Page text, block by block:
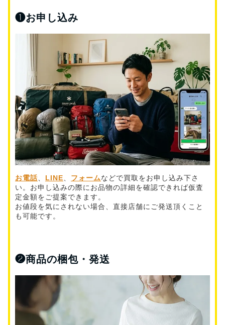
❶お申し込み
お電話 LINE フォームなどで買取をお申し込み下さ
い。お申し込みの際にお品物の詳細を確認できれば仮査
定金額をご提案できます。
お値段を気にされない場合、直接店舗にご発送頂くこと
も可能です。
❷商品の梱包・発送